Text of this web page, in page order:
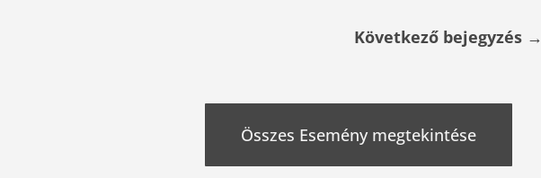
Következő bejegyzés →
Összes Esemény megtekintése